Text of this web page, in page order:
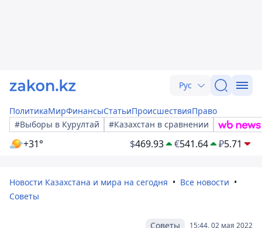
Рус
ПолитикаМирФинансыСтатьиПроисшествияПраво
#Выборы в Курултай
#Казахстан в сравнении
+31° $469.93 €541.64 ₽5.71
Новости Казахстана и мира на сегодня
Все новости
Советы
15:44, 02 мая 2022
Советы